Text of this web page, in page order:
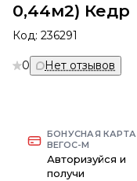
0,44м2) Кедр
Код: 236291
0 Нет отзывов
БОНУСНАЯ КАРТА
ВЕГОС-М
Авторизуйся и
получи